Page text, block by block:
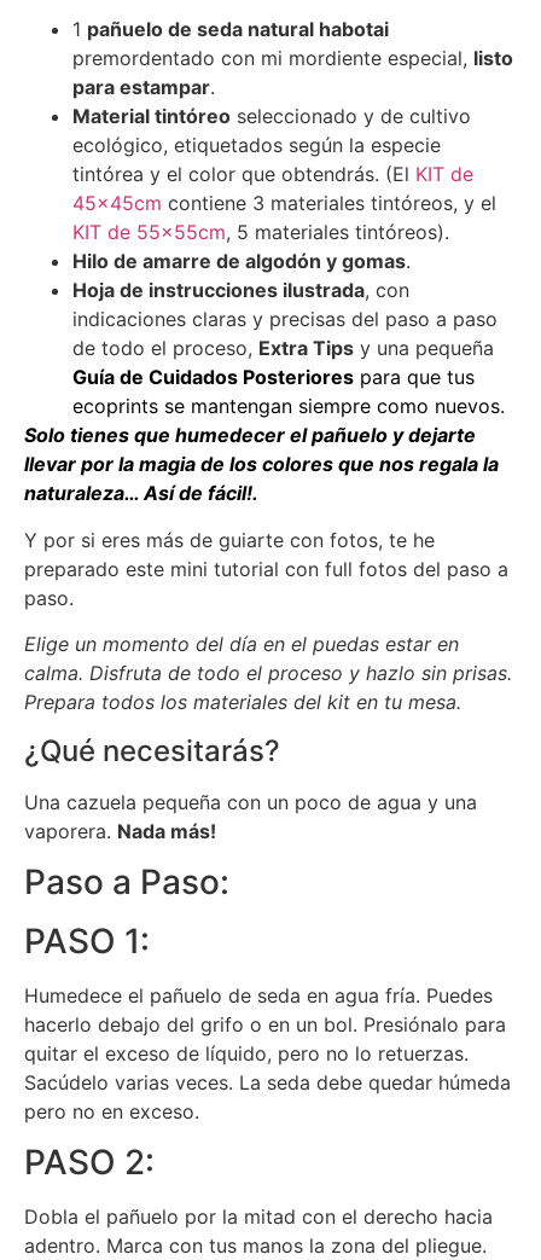
1 pañuelo de seda natural habotai
premordentado con mi mordiente especial, listo
para estampar.
Material tintóreo seleccionado y de cultivo
ecológico, etiquetados según la especie
tintórea y el color que obtendrás. (El KIT de
45x45cm contiene 3 materiales tintóreos, y el
KIT de 55x55cm, 5 materiales tintóreos).
Hilo de amarre de algodón y gomas.
Hoja de instrucciones ilustrada, con
indicaciones claras y precisas del paso a paso
de todo el proceso, Extra Tips y una pequeña
Guía de Cuidados Posteriores para que tus
ecoprints se mantengan siempre como nuevos.
Solo tienes que humedecer el pañuelo y dejarte
llevar por la magia de los colores que nos regala la
naturaleza… Así de fácil!.
Y por si eres más de guiarte con fotos, te he
preparado este mini tutorial con full fotos del paso a
paso.
Elige un momento del día en el puedas estar en
calma. Disfruta de todo el proceso y hazlo sin prisas.
Prepara todos los materiales del kit en tu mesa.
¿Qué necesitarás?
Una cazuela pequeña con un poco de agua y una
vaporera. Nada más!
Paso a Paso:
PASO 1:
Humedece el pañuelo de seda en agua fría. Puedes
hacerlo debajo del grifo o en un bol. Presiónalo para
quitar el exceso de líquido, pero no lo retuerzas.
Sacúdelo varias veces. La seda debe quedar húmeda
pero no en exceso.
PASO 2:
Dobla el pañuelo por la mitad con el derecho hacia
adentro. Marca con tus manos la zona del pliegue.